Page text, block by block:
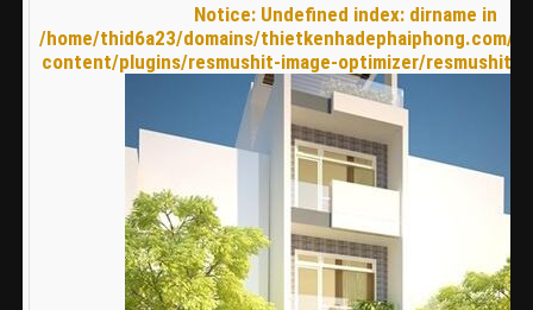
Notice: Undefined index: dirname in
/home/thid6a23/domains/thietkenhadephaiphong.com/
content/plugins/resmushit-image-optimizer/